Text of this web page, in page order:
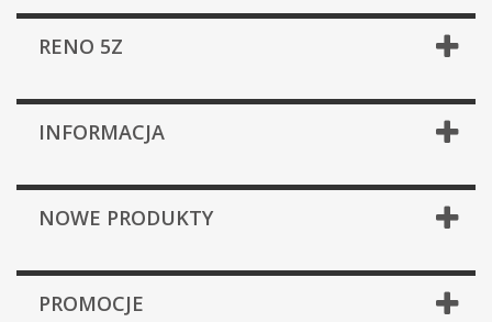
RENO 5Z
INFORMACJA
NOWE PRODUKTY
PROMOCJE